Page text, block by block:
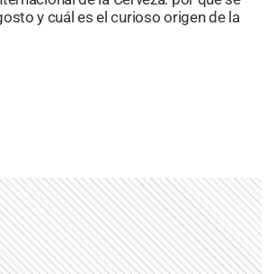
y cuál es el curioso origen de la